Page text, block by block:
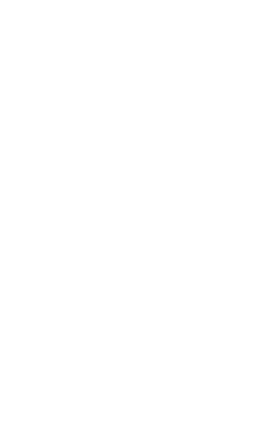
bar s ponukou osviežujúcich nápojov. Pokial máte chut objavovat poklady
tie najlepšie miesta na ostrove